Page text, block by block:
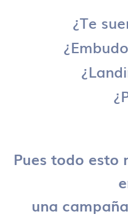
¿Te
Pues todo esto
una